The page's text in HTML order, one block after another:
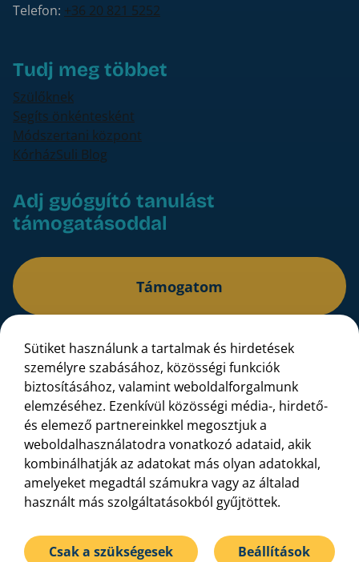
Telefon: +36 20 821 5252
Tudj meg többet
Szülőknek
Segíts önkéntesként
Módszertani központ
KórházSuli Blog
Adj gyógyító tanulást
támogatásoddal
Támogatom
Bankszámlaszám: 16200106-11625339
IBAN: HU10 16200106 11625339 00000000
Gyermekvédelmi irányelv
Sütiket használunk a tartalmak és hirdetések
személyre szabásához, közösségi funkciók
biztosításához, valamint weboldalforgalmunk
elemzéséhez. Ezenkívül közösségi média-, hirdető-
és elemező partnereinkkel megosztjuk a
weboldalhasználatodra vonatkozó adataid, akik
kombinálhatják az adatokat más olyan adatokkal,
amelyeket megadtál számukra vagy az általad
használt más szolgáltatásokból gyűjtöttek.
Beállítások
Csak a szükségesek